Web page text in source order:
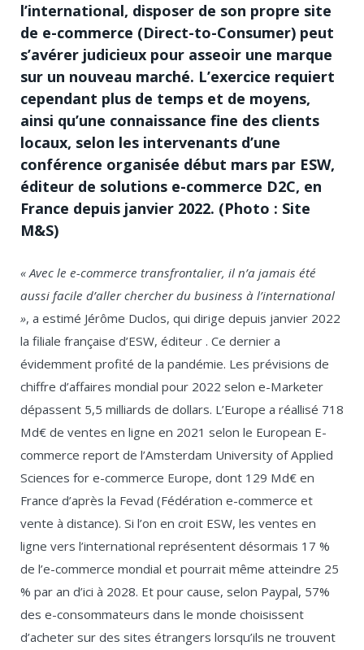
l’international, disposer de son propre site
de e-commerce (Direct-to-Consumer) peut
s’avérer judicieux pour asseoir une marque
sur un nouveau marché. L’exercice requiert
cependant plus de temps et de moyens,
ainsi qu’une connaissance fine des clients
locaux, selon les intervenants d’une
conférence organisée début mars par ESW,
éditeur de solutions e-commerce D2C, en
France depuis janvier 2022. (Photo : Site
M&S)
« Avec le e-commerce transfrontalier, il n’a jamais été
aussi facile d’aller chercher du business à l’international
», a estimé Jérôme Duclos, qui dirige depuis janvier 2022
la filiale française d’ESW, éditeur . Ce dernier a
évidemment profité de la pandémie. Les prévisions de
chiffre d’affaires mondial pour 2022 selon e-Marketer
dépassent 5,5 milliards de dollars. L’Europe a réallisé 718
Md€ de ventes en ligne en 2021 selon le European E-
commerce report de l’Amsterdam University of Applied
Sciences for e-commerce Europe, dont 129 Md€ en
France d’après la Fevad (Fédération e-commerce et
vente à distance). Si l’on en croit ESW, les ventes en
ligne vers l’international représentent désormais 17 %
de l’e-commerce mondial et pourrait même atteindre 25
% par an d’ici à 2028. Et pour cause, selon Paypal, 57%
des e-consommateurs dans le monde choisissent
d’acheter sur des sites étrangers lorsqu’ils ne trouvent